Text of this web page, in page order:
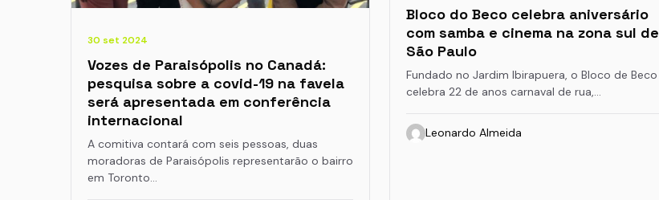
30 set 2024
Vozes de Paraisópolis no Canadá:
pesquisa sobre a covid-19 na favela
será apresentada em conferência
internacional
A comitiva contará com seis pessoas, duas
moradoras de Paraisópolis representarão o bairro
em Toronto…
Bloco do Beco celebra aniversário
com samba e cinema na zona sul de
São Paulo
Fundado no Jardim Ibirapuera, o Bloco de Beco
celebra 22 de anos carnaval de rua,…
Leonardo Almeida